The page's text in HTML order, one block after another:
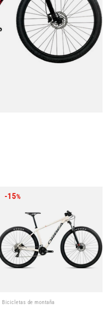
-15%
Bicicletas de montaña